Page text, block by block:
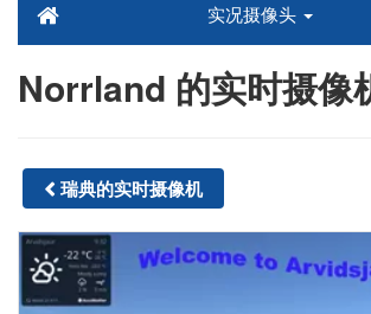
实况摄像头
Norrland 的实时摄像
瑞典的实时摄像机